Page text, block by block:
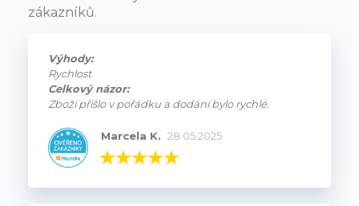
zákazníků.
Výhody:
Rychlost
Celkový názor:
Zboží přišlo v pořádku a dodání bylo rychlé.
Marcela K. 28.05.2025